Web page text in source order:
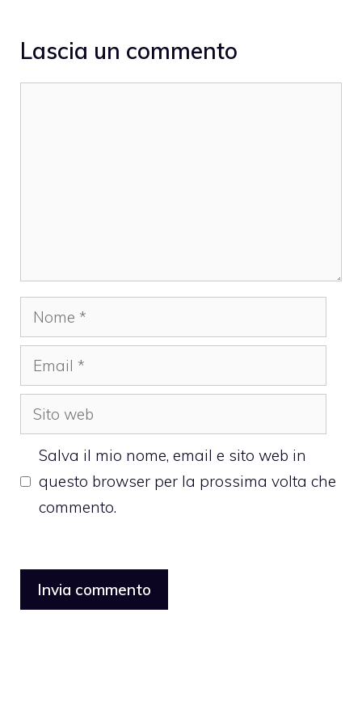
Lascia un commento
Nome
Email
Sito
web
Salva il mio nome, email e sito web in
questo browser per la prossima volta che
commento.